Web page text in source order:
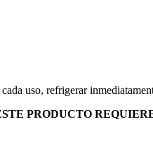
uso, refrigerar
PRODUCTO